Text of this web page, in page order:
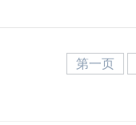
第一页